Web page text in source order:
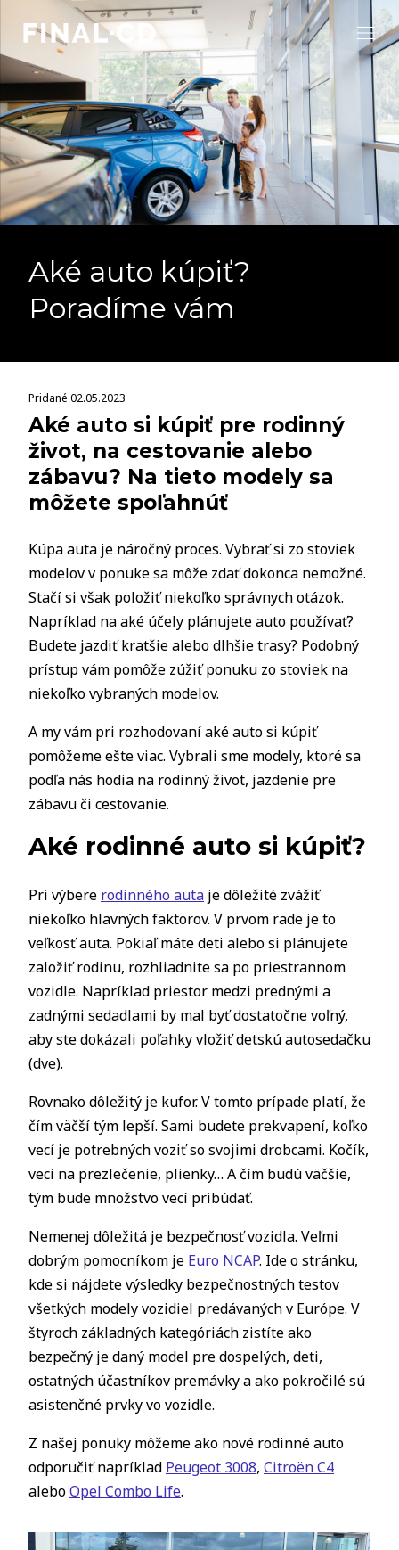
Aké auto kúpiť?
Poradíme vám
Pridané 02.05.2023
Aké auto si kúpiť pre rodinný
život, na cestovanie alebo
zábavu? Na tieto modely sa
môžete spoľahnúť
Kúpa auta je náročný proces. Vybrať si zo stoviek
modelov v ponuke sa môže zdať dokonca nemožné.
Stačí si však položiť niekoľko správnych otázok.
Napríklad na aké účely plánujete auto používať?
Budete jazdiť kratšie alebo dlhšie trasy? Podobný
prístup vám pomôže zúžiť ponuku zo stoviek na
niekoľko vybraných modelov.
A my vám pri rozhodovaní aké auto si kúpiť
pomôžeme ešte viac. Vybrali sme modely, ktoré sa
podľa nás hodia na rodinný život, jazdenie pre
zábavu či cestovanie.
Aké rodinné auto si kúpiť?
Pri výbere rodinného auta je dôležité zvážiť
niekoľko hlavných faktorov. V prvom rade je to
veľkosť auta. Pokiaľ máte deti alebo si plánujete
založiť rodinu, rozhliadnite sa po priestrannom
vozidle. Napríklad priestor medzi prednými a
zadnými sedadlami by mal byť dostatočne voľný,
aby ste dokázali poľahky vložiť detskú autosedačku
(dve).
Rovnako dôležitý je kufor. V tomto prípade platí, že
čím väčší tým lepší. Sami budete prekvapení, koľko
vecí je potrebných voziť so svojimi drobcami. Kočík,
veci na prezlečenie, plienky… A čím budú väčšie,
tým bude množstvo vecí pribúdať.
Nemenej dôležitá je bezpečnosť vozidla. Veľmi
dobrým pomocníkom je Euro NCAP. Ide o stránku,
kde si nájdete výsledky bezpečnostných testov
všetkých modely vozidiel predávaných v Európe. V
štyroch základných kategóriách zistíte ako
bezpečný je daný model pre dospelých, deti,
ostatných účastníkov premávky a ako pokročilé sú
asistenčné prvky vo vozidle.
Z našej ponuky môžeme ako nové rodinné auto
odporučiť napríklad Peugeot 3008, Citroën C4
aleboOpel Combo Life.